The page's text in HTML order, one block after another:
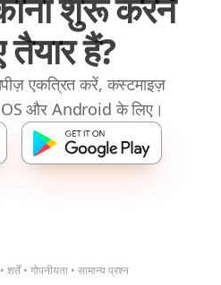
हैं?
एकत्रित करें, कस्टमाइज़
और Android के लिए।
• शर्तें • गोपनीयता • सामान्य प्रश्न